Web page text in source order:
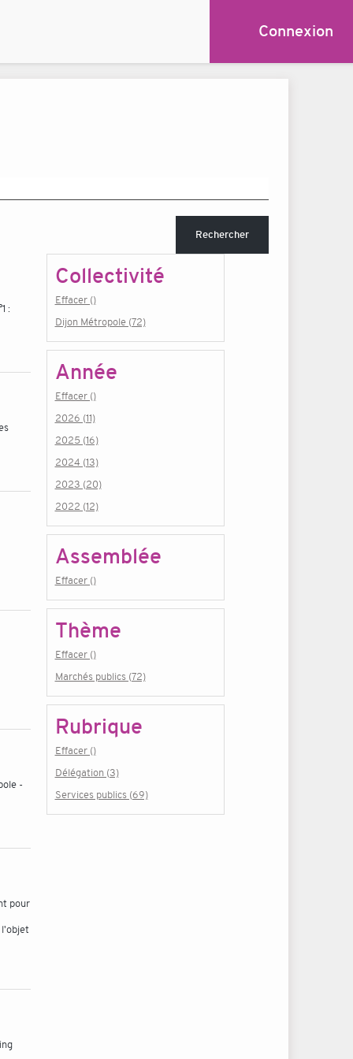
Connexion
Rechercher
:
-
pour
l'objet
Collectivité
Effacer ()
Dijon Métropole (72)
Année
Effacer ()
2026 (11)
2025 (16)
2024 (13)
2023 (20)
2022 (12)
Assemblée
Effacer ()
Thème
Effacer ()
Marchés publics (72)
Rubrique
Effacer ()
Délégation (3)
Services publics (69)